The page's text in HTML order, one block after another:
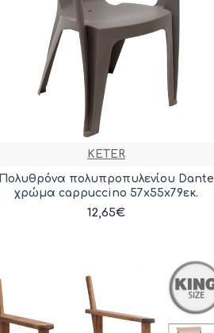
KETER
Πολυθρόνα πολυπροπυλενίου Dante
χρώμα cappuccino 57x55x79εκ.
12,65€